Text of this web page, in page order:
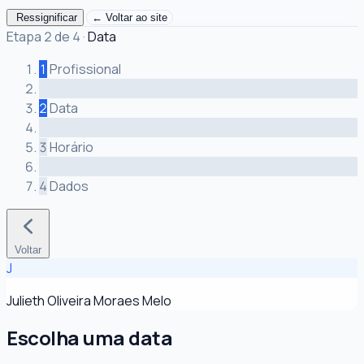
Ressignificar ← Voltar ao site
Etapa 2 de 4 ·Data
1 Profissional
2Data
3Horário
4Dados
Voltar
J
Julieth Oliveira Moraes Melo
Escolha uma data